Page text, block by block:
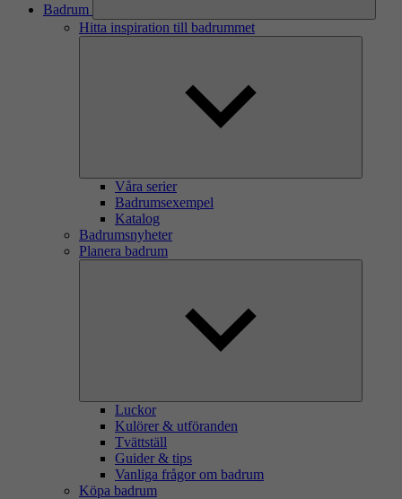
Badrum
Hitta inspiration till badrummet
Våra serier
Badrumsexempel
Katalog
Badrumsnyheter
Planera badrum
Luckor
Kulörer & utföranden
Tvättställ
Guider & tips
Vanliga frågor om badrum
Köpa badrum